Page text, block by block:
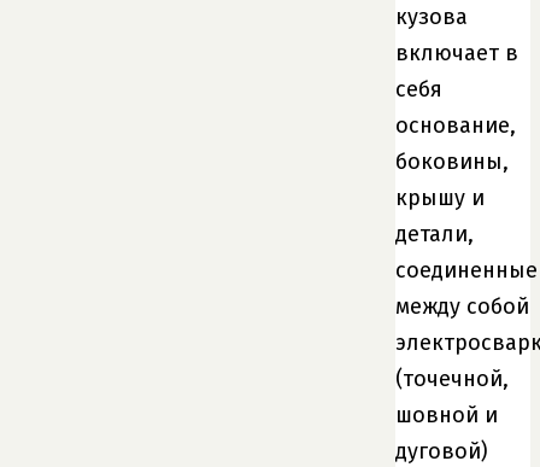
кузова
включает в
себя
основание,
боковины,
крышу и
детали,
соединенные
между собой
(точечной,
шовной и
дуговой)